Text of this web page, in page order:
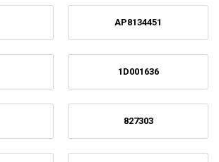
AP8134451
1D001636
827303